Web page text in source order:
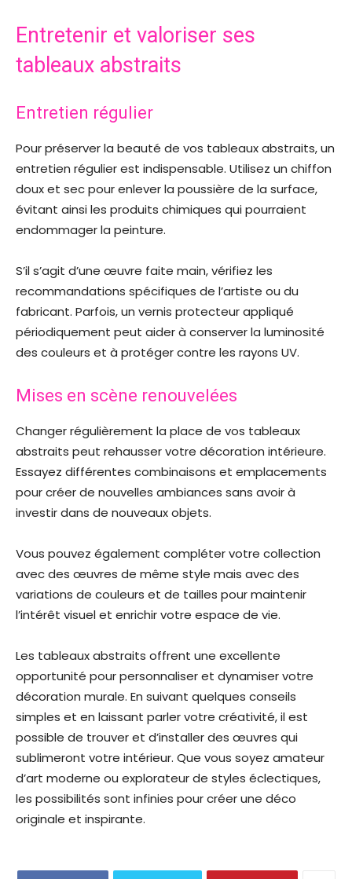
Entretenir et valoriser ses
tableaux abstraits
Entretien régulier
Pour préserver la beauté de vos tableaux abstraits, un
entretien régulier est indispensable. Utilisez un chiffon
doux et sec pour enlever la poussière de la surface,
évitant ainsi les produits chimiques qui pourraient
endommager la peinture.
S’il s’agit d’une œuvre faite main, vérifiez les
recommandations spécifiques de l’artiste ou du
fabricant. Parfois, un vernis protecteur appliqué
périodiquement peut aider à conserver la luminosité
des couleurs et à protéger contre les rayons UV.
Mises en scène renouvelées
Changer régulièrement la place de vos tableaux
abstraits peut rehausser votre décoration intérieure.
Essayez différentes combinaisons et emplacements
pour créer de nouvelles ambiances sans avoir à
investir dans de nouveaux objets.
Vous pouvez également compléter votre collection
avec des œuvres de même style mais avec des
variations de couleurs et de tailles pour maintenir
l’intérêt visuel et enrichir votre espace de vie.
Les tableaux abstraits offrent une excellente
opportunité pour personnaliser et dynamiser votre
décoration murale. En suivant quelques conseils
simples et en laissant parler votre créativité, il est
possible de trouver et d’installer des œuvres qui
sublimeront votre intérieur. Que vous soyez amateur
d’art moderne ou explorateur de styles éclectiques,
les possibilités sont infinies pour créer une déco
originale et inspirante.